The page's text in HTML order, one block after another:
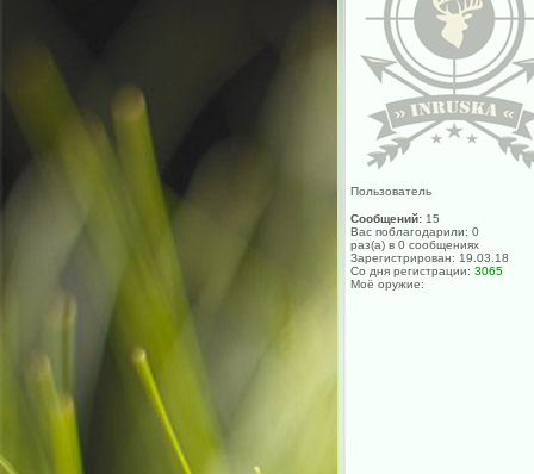
Пользователь
Сообщений: 15
Вас поблагодарили: 0
раз(а) в 0 сообщениях
Зарегистрирован: 19.03.18
Со дня регистрации: 3065
Моё оружие: